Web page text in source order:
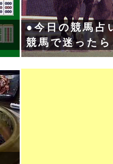
●今日の競馬占
競馬で迷ったら